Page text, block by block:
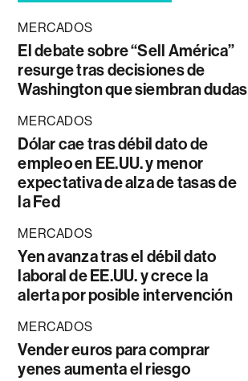
MERCADOS
El debate sobre “Sell América”
resurge tras decisiones de
Washington que siembran dudas
MERCADOS
Dólar cae tras débil dato de
empleo en EE.UU. y menor
expectativa de alza de tasas de
la Fed
MERCADOS
Yen avanza tras el débil dato
laboral de EE.UU. y crece la
alerta por posible intervención
MERCADOS
Vender euros para comprar
yenes aumenta el riesgo